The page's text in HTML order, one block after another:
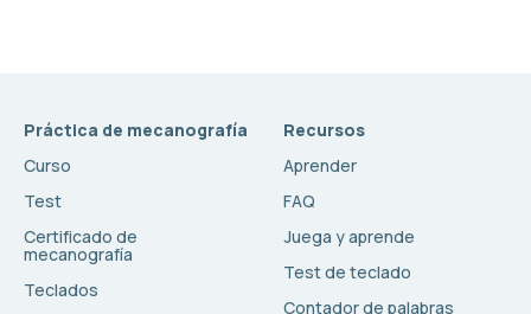
Práctica de mecanografía
Curso
Test
Certificado de
mecanografía
Teclados
Recursos
Aprender
FAQ
Juega y aprende
Test de teclado
Contador de palabras